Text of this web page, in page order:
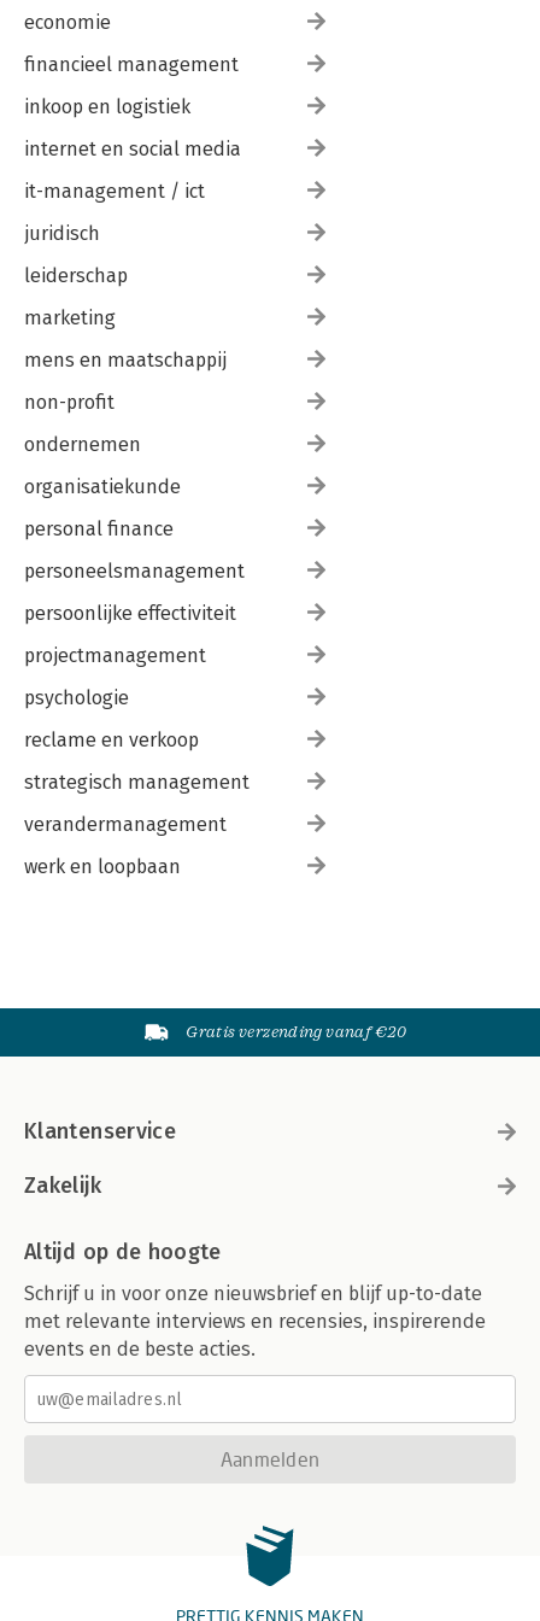
Dankwoord
Literatuur
Index
Over de auteur
economie
financieel management
inkoop en logistiek
internet en social media
it-management / ict
juridisch
leiderschap
marketing
mens en maatschappij
non-profit
ondernemen
organisatiekunde
personal finance
personeelsmanagement
persoonlijke effectiviteit
projectmanagement
psychologie
reclame en verkoop
strategisch management
verandermanagement
werk en loopbaan
Gratis verzending vanaf €20
Klantenservice
Zakelijk
Altijd op de hoogte
Schrijf u in voor onze nieuwsbrief en blijf up-to-date
met relevante interviews en recensies, inspirerende
events en de beste acties.
Aanmelden
PRETTIG KENNIS MAKEN